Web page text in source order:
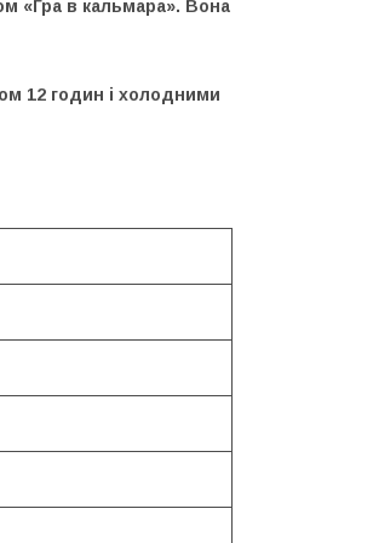
«Гра в кальмара». Вона
12 годин і холодними